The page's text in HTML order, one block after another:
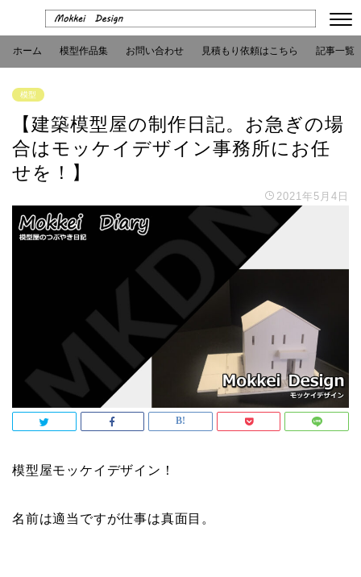
ホーム 模型作品集 お問い合わせ 見積もり依頼はこちら 記事一覧
模型
【建築模型屋の制作日記。お急ぎの場
合はモッケイデザイン事務所にお任
せを！】
2021年5月4日
模型屋モッケイデザイン！
名前は適当ですが仕事は真面目。